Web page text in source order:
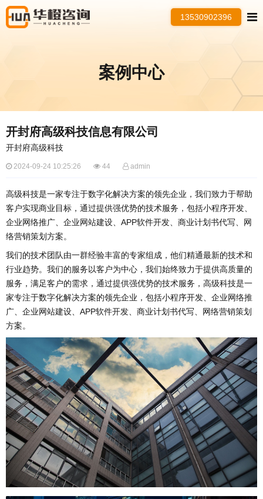
13530902396
案例中心
开封府高级科技信息有限公司
开封府高级科技
2024-09-24 10:25:26 44 admin
高级科技是一家专注于数字化解决方案的领先企业，我们致力于帮助
客户实现商业目标，通过提供强优势的技术服务，包括小程序开发、
企业网络推广、企业网站建设、APP软件开发、商业计划书代写、网
络营销策划方案。
我们的技术团队由一群经验丰富的专家组成，他们精通最新的技术和
行业趋势。我们的服务以客户为中心，我们始终致力于提供高质量的
服务，满足客户的需求，通过提供强优势的技术服务，高级科技是一
家专注于数字化解决方案的领先企业，包括小程序开发、企业网络推
广、企业网站建设、APP软件开发、商业计划书代写、网络营销策划
方案。